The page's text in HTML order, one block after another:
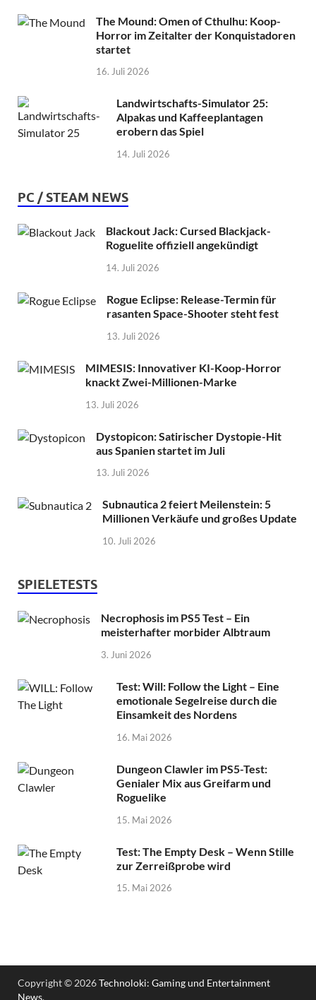
The Mound: Omen of Cthulhu: Koop-
Horror im Zeitalter der Konquistadoren
startet
16. Juli 2026
Landwirtschafts-Simulator 25:
Alpakas und Kaffeeplantagen
erobern das Spiel
14. Juli 2026
PC / STEAM NEWS
Blackout Jack: Cursed Blackjack-
Roguelite offiziell angekündigt
14. Juli 2026
Rogue Eclipse: Release-Termin für
rasanten Space-Shooter steht fest
13. Juli 2026
MIMESIS: Innovativer KI-Koop-Horror
knackt Zwei-Millionen-Marke
13. Juli 2026
Dystopicon: Satirischer Dystopie-Hit
aus Spanien startet im Juli
13. Juli 2026
Subnautica 2 feiert Meilenstein: 5
Millionen Verkäufe und großes Update
10. Juli 2026
SPIELETESTS
Necrophosis im PS5 Test – Ein
meisterhafter morbider Albtraum
3. Juni 2026
Test: Will: Follow the Light – Eine
emotionale Segelreise durch die
Einsamkeit des Nordens
16. Mai 2026
Dungeon Clawler im PS5-Test:
Genialer Mix aus Greifarm und
Roguelike
15. Mai 2026
Test: The Empty Desk – Wenn Stille
zur Zerreißprobe wird
15. Mai 2026
Copyright © 2026Technoloki: Gaming und Entertainment
News.